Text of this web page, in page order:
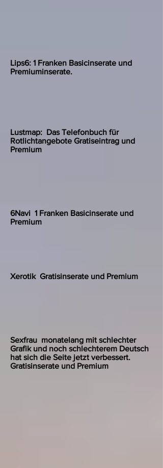
Lips6: 1 Franken Basicinserate und
Premiuminserate.
Lustmap: Das Telefonbuch für
Rotlichtangebote Gratiseintrag und
Premium
6Navi 1 Franken Basicinserate und
Premium
Xerotik Gratisinserate und Premium
Sexfrau monatelang mit schlechter
Grafik und noch schlechterem Deutsch
hat sich die Seite jetzt verbessert.
Gratisinserate und Premium